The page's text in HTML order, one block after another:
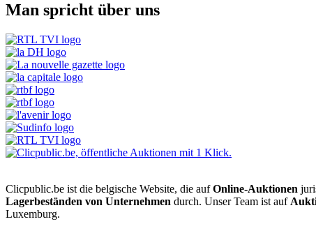
Man spricht über uns
Clicpublic.be ist die belgische Website, die aufOnline-Auktionen
Lagerbeständen von Unternehmen durch. Unser Team ist auf
Luxemburg.